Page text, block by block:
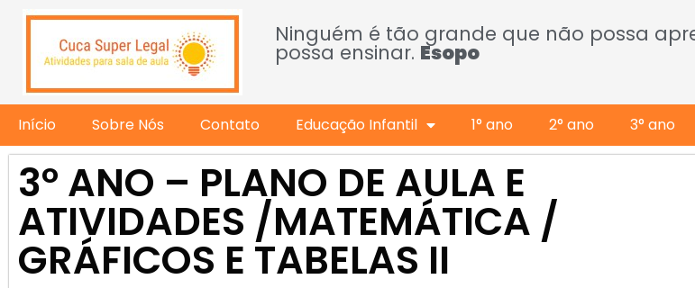
Ninguém é tão grande que não possa
possa ensinar. Esopo
Início Sobre Nós Contato Educação Infantil 1° ano 2° ano 3° ano
3º ANO – PLANO DE AULA E
ATIVIDADES /MATEMÁTICA /
GRÁFICOS E TABELAS II